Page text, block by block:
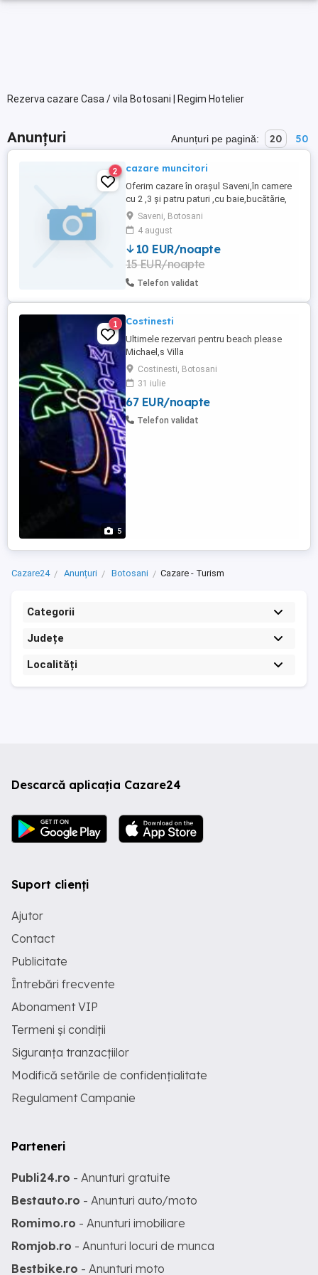
Rezerva cazare Casa / vila Botosani | Regim Hotelier
Anunțuri Anunțuri pe pagină: 20 50
2 cazare muncitori
Oferim cazare în orașul Saveni,în camere
cu 2 ,3 și patru paturi ,cu baie,bucătărie,
terasa.Saveni, Botosani
4 august
10 EUR/noapte
15 EUR/noapte
Telefon validat
5
1 Costinesti
Ultimele rezervari pentru beach please
Michael,s Villa
Costinesti, Botosani
31 iulie
67 EUR/noapte
Telefon validat
Cazare24 Anunțuri Botosani Cazare - Turism
Categorii
Județe
Localități
Descarcă aplicația Cazare24
Suport clienți
Ajutor
Contact
Publicitate
Întrebări frecvente
Abonament VIP
Termeni și condiții
Siguranța tranzacțiilor
Modifică setările de confidențialitate
Regulament Campanie
Parteneri
Publi24.ro - Anunturi gratuite
Bestauto.ro - Anunturi auto/moto
Romimo.ro - Anunturi imobiliare
Romjob.ro - Anunturi locuri de munca
Bestbike.ro - Anunturi moto